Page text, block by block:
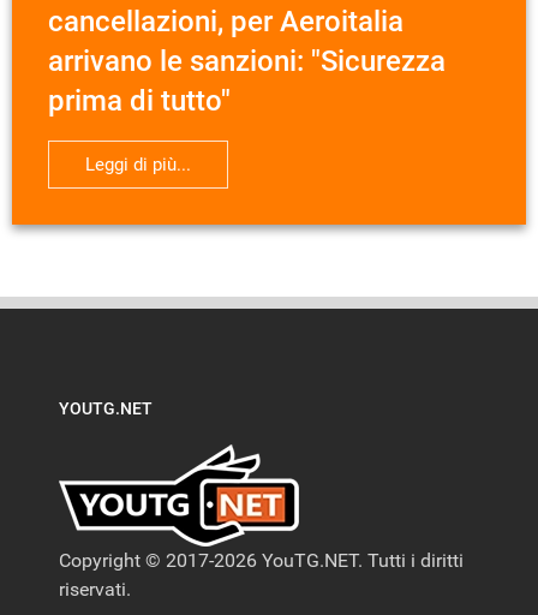
cancellazioni, per Aeroitalia
arrivano le sanzioni: "Sicurezza
prima di tutto"
Leggi di più...
YOUTG.NET
Copyright © 2017-2026 YouTG.NET. Tutti i diritti
riservati.